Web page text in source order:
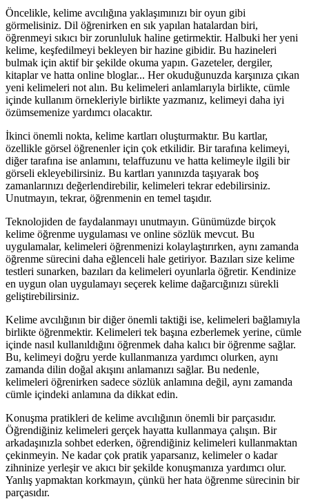
Öncelikle, kelime avcılığına yaklaşımınızı bir oyun gibi
görmelisiniz. Dil öğrenirken en sık yapılan hatalardan biri,
öğrenmeyi sıkıcı bir zorunluluk haline getirmektir. Halbuki her yeni
kelime, keşfedilmeyi bekleyen bir hazine gibidir. Bu hazineleri
bulmak için aktif bir şekilde okuma yapın. Gazeteler, dergiler,
kitaplar ve hatta online bloglar... Her okuduğunuzda karşınıza çıkan
yeni kelimeleri not alın. Bu kelimeleri anlamlarıyla birlikte, cümle
içinde kullanım örnekleriyle birlikte yazmanız, kelimeyi daha iyi
özümsemenize yardımcı olacaktır.
İkinci önemli nokta, kelime kartları oluşturmaktır. Bu kartlar,
özellikle görsel öğrenenler için çok etkilidir. Bir tarafına kelimeyi,
diğer tarafına ise anlamını, telaffuzunu ve hatta kelimeyle ilgili bir
görseli ekleyebilirsiniz. Bu kartları yanınızda taşıyarak boş
zamanlarınızı değerlendirebilir, kelimeleri tekrar edebilirsiniz.
Unutmayın, tekrar, öğrenmenin en temel taşıdır.
Teknolojiden de faydalanmayı unutmayın. Günümüzde birçok
kelime öğrenme uygulaması ve online sözlük mevcut. Bu
uygulamalar, kelimeleri öğrenmenizi kolaylaştırırken, aynı zamanda
öğrenme sürecini daha eğlenceli hale getiriyor. Bazıları size kelime
testleri sunarken, bazıları da kelimeleri oyunlarla öğretir. Kendinize
en uygun olan uygulamayı seçerek kelime dağarcığınızı sürekli
geliştirebilirsiniz.
Kelime avcılığının bir diğer önemli taktiği ise, kelimeleri bağlamıyla
birlikte öğrenmektir. Kelimeleri tek başına ezberlemek yerine, cümle
içinde nasıl kullanıldığını öğrenmek daha kalıcı bir öğrenme sağlar.
Bu, kelimeyi doğru yerde kullanmanıza yardımcı olurken, aynı
zamanda dilin doğal akışını anlamanızı sağlar. Bu nedenle,
kelimeleri öğrenirken sadece sözlük anlamına değil, aynı zamanda
cümle içindeki anlamına da dikkat edin.
Konuşma pratikleri de kelime avcılığının önemli bir parçasıdır.
Öğrendiğiniz kelimeleri gerçek hayatta kullanmaya çalışın. Bir
arkadaşınızla sohbet ederken, öğrendiğiniz kelimeleri kullanmaktan
çekinmeyin. Ne kadar çok pratik yaparsanız, kelimeler o kadar
zihninize yerleşir ve akıcı bir şekilde konuşmanıza yardımcı olur.
Yanlış yapmaktan korkmayın, çünkü her hata öğrenme sürecinin bir
parçasıdır.